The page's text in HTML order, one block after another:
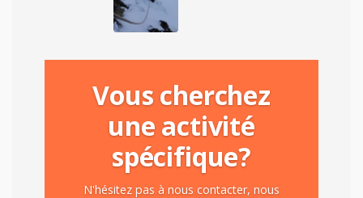
Vous cherchez
une activité
spécifique?
N'hésitez pas à nous contacter, nous